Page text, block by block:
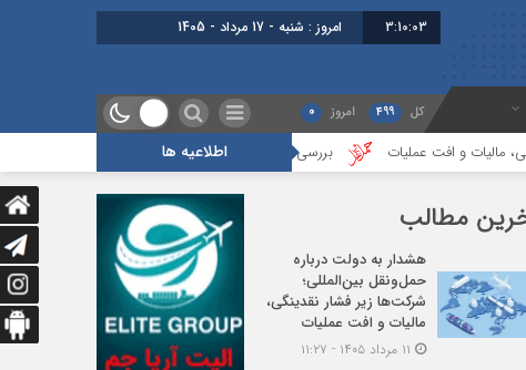
3:10:04 برابر با : Saturday - 8 August - 2026
کل 499 امروز 0
اطلاعیه ها
بررسی چالش‌های حمل ونقل کالا حوزه‌های ریلی، دریایی و جاده‌ای
مطالب
هشدار به دولت درباره
حمل‌ونقل بین‌المللی؛
شرکت‌ها زیر فشار نقدینگی،
مالیات و افت عملیات